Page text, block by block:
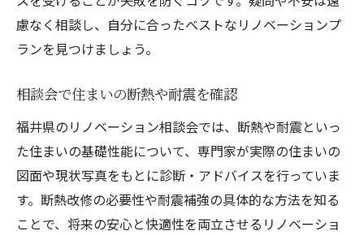
慮なく相談し、自分に合ったベストなリノベーションプ
ランを見つけましょう。
相談会で住まいの断熱や耐震を確認
福井県のリノベーション相談会では、断熱や耐震といっ
た住まいの基礎性能について、専門家が実際の住まいの
図面や現状写真をもとに診断・アドバイスを行っていま
す。断熱改修の必要性や耐震補強の具体的な方法を知る
ことで、将来の安心と快適性を両立させるリノベーショ